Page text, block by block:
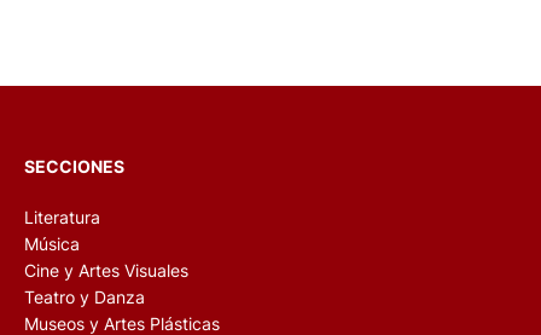
SECCIONES
Literatura
Música
Cine y Artes Visuales
Teatro y Danza
Museos y Artes Plásticas